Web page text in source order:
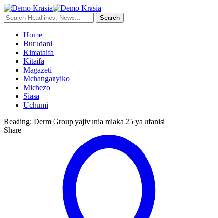
Home
Burudani
Kimataifa
Kitaifa
Magazeti
Mchanganyiko
Michezo
Siasa
Uchumi
Reading: Derm Group yajivunia miaka 25 ya ufanisi
Share